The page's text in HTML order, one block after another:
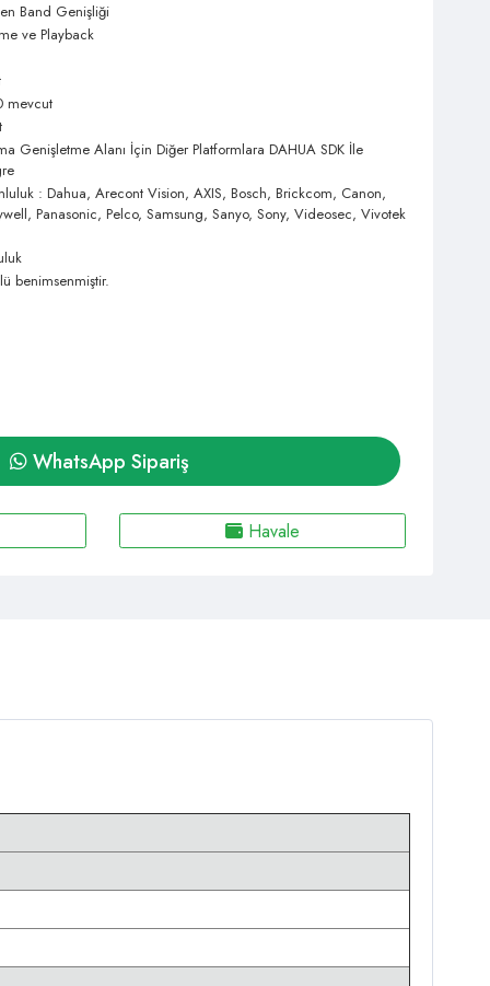
Band Genişliği
ve Playback
Genişletme Alanı İçin Diğer Platformlara DAHUA SDK İle
: Dahua, Arecont Vision, AXIS, Bosch, Brickcom, Canon,
Panasonic, Pelco, Samsung, Sanyo, Sony, Videosec, Vivotek
benimsenmiştir.
WhatsApp Sipariş
Havale